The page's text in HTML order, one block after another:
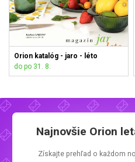
Orion katalóg - jaro - léto
do po 31. 8.
Najnovšie Orion
Získajte prehľad o každom